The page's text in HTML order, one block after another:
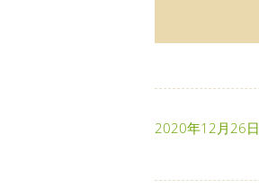
2020年12月26日